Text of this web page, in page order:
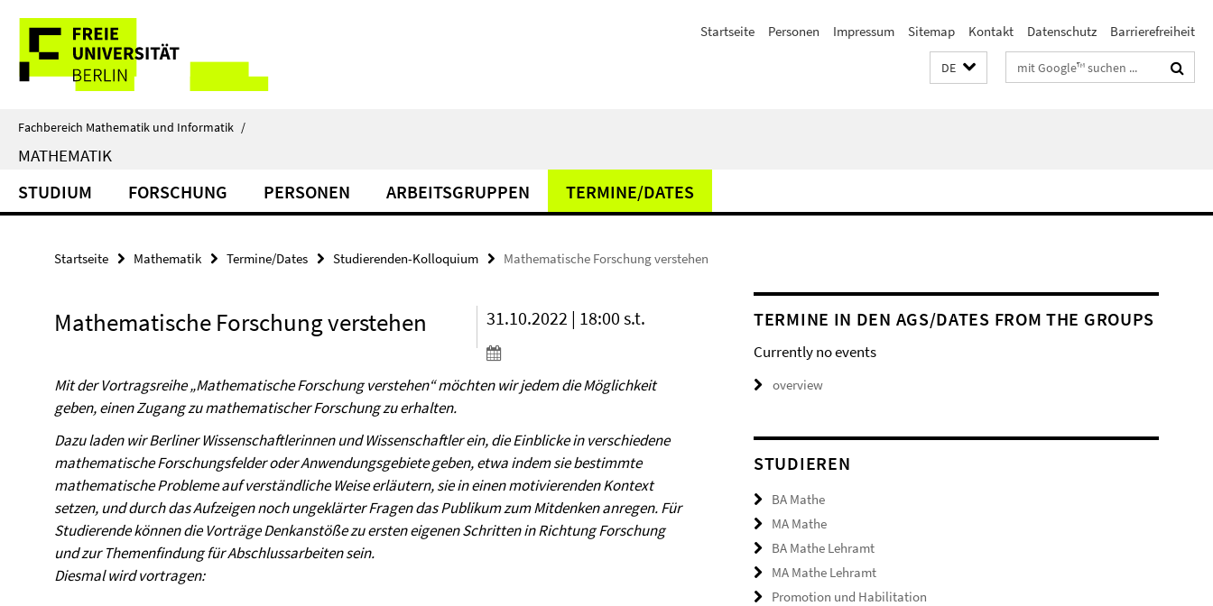
direkt
Inhalt
Service-
Navigation
Startseite Personen Impressum Sitemap Kontakt Datenschutz Barrierefreiheit
DE Suchbegriffe
Fachbereich Mathematik und Informatik /
MATHEMATIK
STUDIUM FORSCHUNG PERSONEN ARBEITSGRUPPEN TERMINE/DATES
Startseite Mathematik Termine/Dates Studierenden-Kolloquium Mathematische Forschung verstehen
Mathematische Forschung verstehen 31.10.2022 | 18:00 s.t.
Mit der Vortragsreihe „Mathematische Forschung verstehen“ möchten wir jedem die Möglichkeit
geben, einen Zugang zu mathematischer Forschung zu erhalten.
Dazu laden wir Berliner Wissenschaftlerinnen und Wissenschaftler ein, die Einblicke in verschiedene
mathematische Forschungsfelder oder Anwendungsgebiete geben, etwa indem sie bestimmte
mathematische Probleme auf verständliche Weise erläutern, sie in einen motivierenden Kontext
setzen, und durch das Aufzeigen noch ungeklärter Fragen das Publikum zum Mitdenken anregen. Für
Studierende können die Vorträge Denkanstöße zu ersten eigenen Schritten in Richtung Forschung
und zur Themenfindung für Abschlussarbeiten sein.
Diesmal wird vortragen:
TERMINE IN DEN AGS/DATES FROM THE GROUPS
Currently no events
overview
STUDIEREN
BA Mathe
MA Mathe
BA Mathe Lehramt
MA Mathe Lehramt
Promotion und Habilitation